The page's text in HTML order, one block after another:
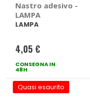
Nastro adesivo -
LAMPA
LAMPA
4,05 €
CONSEGNA IN
48H
Quasi esaurito